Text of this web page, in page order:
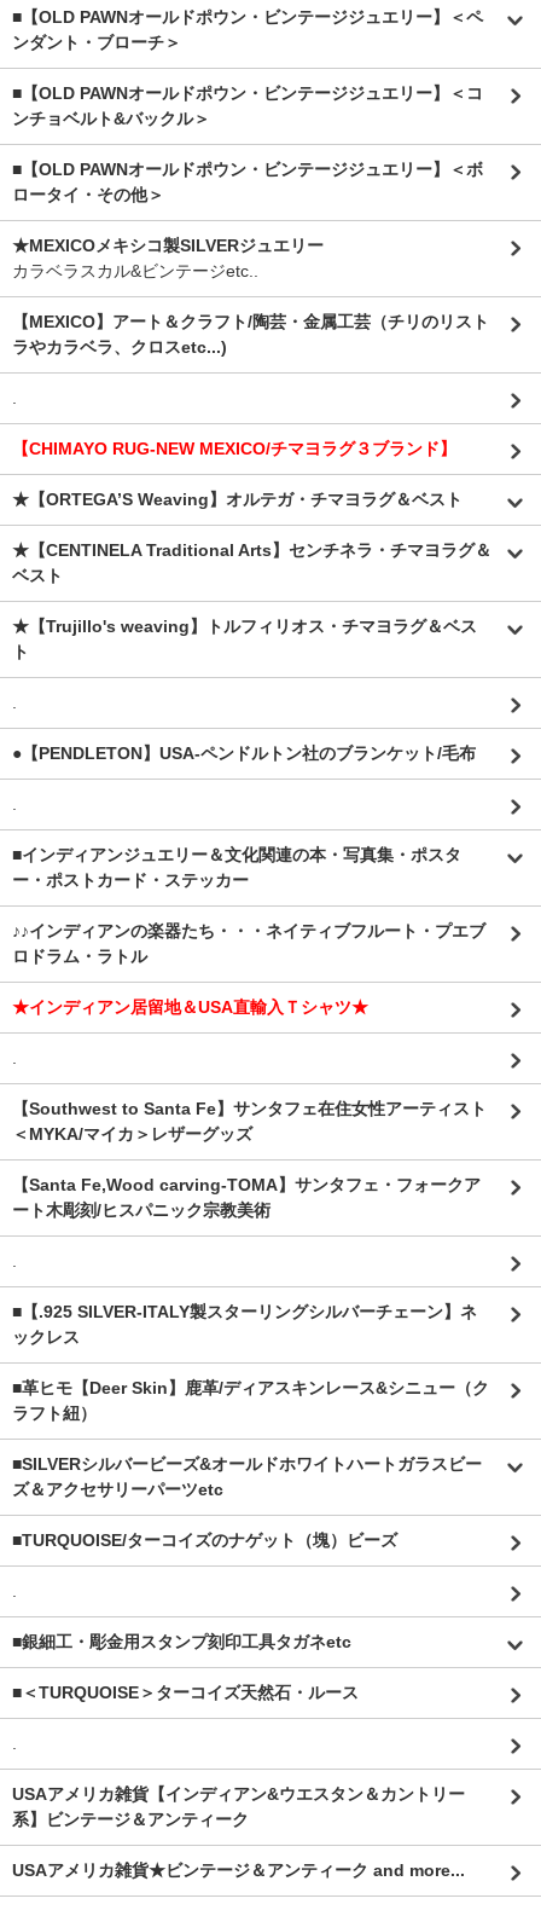
■【OLD PAWNオールドポウン・ビンテージジュエリー】＜ペ
ンダント・ブローチ＞
■【OLD PAWNオールドポウン・ビンテージジュエリー】＜コ
ンチョベルト&バックル＞
■【OLD PAWNオールドポウン・ビンテージジュエリー】＜ボ
ロータイ・その他＞
★MEXICOメキシコ製SILVERジュエリー
カラベラスカル&ビンテージetc..
【MEXICO】アート＆クラフト/陶芸・金属工芸（チリのリスト
ラやカラベラ、クロスetc...)
.
【CHIMAYO RUG-NEW MEXICO/チマヨラグ３ブランド】
★【ORTEGA’S Weaving】オルテガ・チマヨラグ＆ベスト
★【CENTINELA Traditional Arts】センチネラ・チマヨラグ＆
ベスト
★【Trujillo's weaving】トルフィリオス・チマヨラグ＆ベス
ト
.
●【PENDLETON】USA-ペンドルトン社のブランケット/毛布
.
■インディアンジュエリー＆文化関連の本・写真集・ポスタ
ー・ポストカード・ステッカー
♪♪インディアンの楽器たち・・・ネイティブフルート・プエブ
ロドラム・ラトル
★インディアン居留地＆USA直輸入Ｔシャツ★
.
【Southwest to Santa Fe】サンタフェ在住女性アーティスト
＜MYKA/マイカ＞レザーグッズ
【Santa Fe,Wood carving-TOMA】サンタフェ・フォークア
ート木彫刻/ヒスパニック宗教美術
.
■【.925 SILVER-ITALY製スターリングシルバーチェーン】ネ
ックレス
■革ヒモ【Deer Skin】鹿革/ディアスキンレース&シニュー（ク
ラフト紐）
■SILVERシルバービーズ&オールドホワイトハートガラスビー
ズ＆アクセサリーパーツetc
■TURQUOISE/ターコイズのナゲット（塊）ビーズ
.
■銀細工・彫金用スタンプ刻印工具タガネetc
■＜TURQUOISE＞ターコイズ天然石・ルース
.
USAアメリカ雑貨【インディアン&ウエスタン＆カントリー
系】ビンテージ＆アンティーク
USAアメリカ雑貨★ビンテージ＆アンティーク and more...